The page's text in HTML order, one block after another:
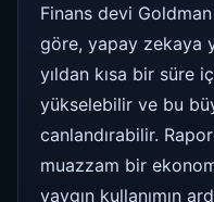
Finans devi
göre, yapay zekaya
yıldan kısa bir süre
yükselebilir ve bu
canlandırabilir.
muazzam bir
yaygın kullanımın